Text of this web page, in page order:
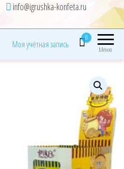
ь
/
С
ы
т
ь
н
а
в
info@igrushka-konfeta.ru
Меню
0
Моя учётная запись